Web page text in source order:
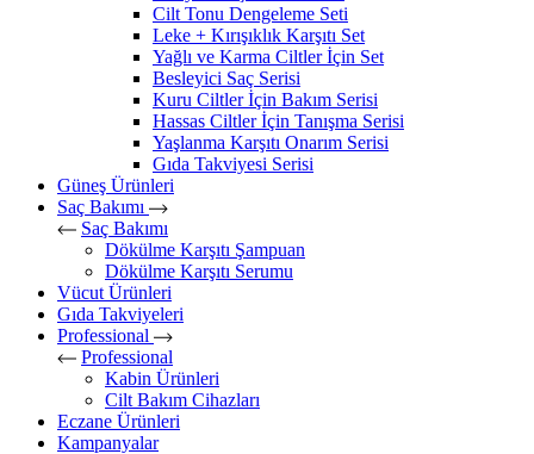
Cilt Tonu Dengeleme Seti
Leke + Kırışıklık Karşıtı Set
Yağlı ve Karma Ciltler İçin Set
Besleyici Saç Serisi
Kuru Ciltler İçin Bakım Serisi
Hassas Ciltler İçin Tanışma Serisi
Yaşlanma Karşıtı Onarım Serisi
Gıda Takviyesi Serisi
Güneş Ürünleri
Saç Bakımı
Saç Bakımı
Dökülme Karşıtı Şampuan
Dökülme Karşıtı Serumu
Vücut Ürünleri
Gıda Takviyeleri
Professional
Professional
Kabin Ürünleri
Cilt Bakım Cihazları
Eczane Ürünleri
Kampanyalar